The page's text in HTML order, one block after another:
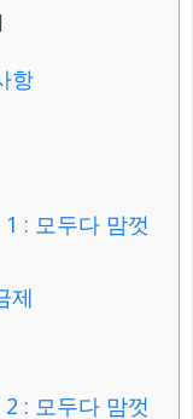
항
: 모두다 맘껏
제
: 모두다 맘껏